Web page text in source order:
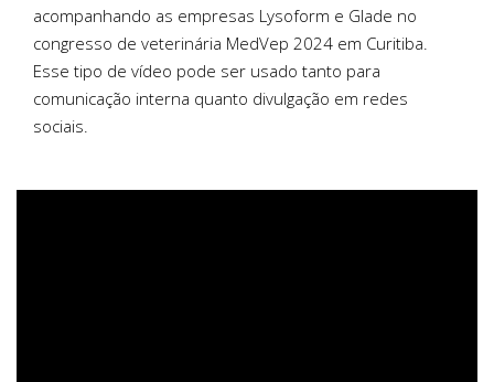
acompanhando as empresas Lysoform e Glade no
congresso de veterinária MedVep 2024 em Curitiba.
Esse tipo de vídeo pode ser usado tanto para
comunicação interna quanto divulgação em redes
sociais.